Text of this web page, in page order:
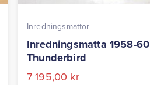
Inredningsmattor
Inredningsmatta 1958-60
Thunderbird
7 195,00 kr